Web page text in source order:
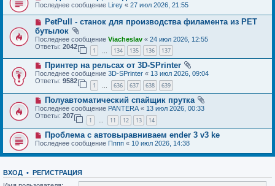
Последнее сообщение Lirey « 27 июл 2026, 21:55
PetPull - cтанок для производства филамента из PET
бутылок
Последнее сообщение Viacheslav « 24 июл 2026, 12:55
Ответы: 2042
1 134 135 136 137
Принтер на рельсах от 3D-SPrinter
Последнее сообщение 3D-SPrinter « 13 июл 2026, 09:04
Ответы: 9582
1 … 636 637 638 639
Полуавтоматический спайщик прутка
Последнее сообщение PANTERA « 13 июл 2026, 00:33
Ответы: 207
1 … 11 12 13 14
Проблема с автовыравниваем ender 3 v3 ke
Последнее сообщение Пппп « 10 июл 2026, 14:38
ВХОД • РЕГИСТРАЦИЯ